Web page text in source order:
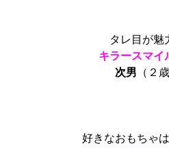
タレ目が魅
キラースマイ
次男 （２
好きなおもちゃ